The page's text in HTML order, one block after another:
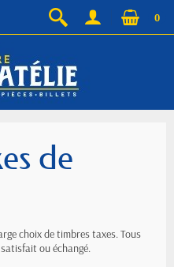
0
de
choix de timbres taxes. Tous
ou échangé.